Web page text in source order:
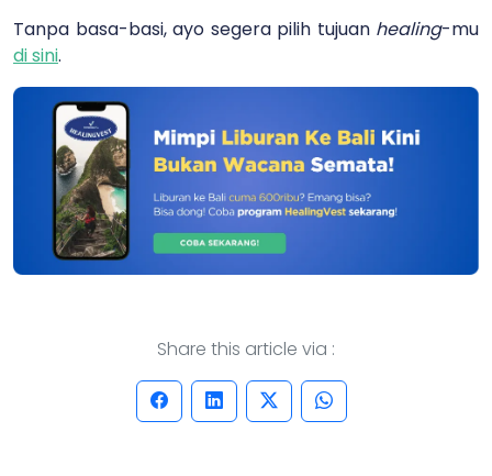
Tanpa basa-basi, ayo segera pilih tujuan healing-mu
di sini.
Share this article via :